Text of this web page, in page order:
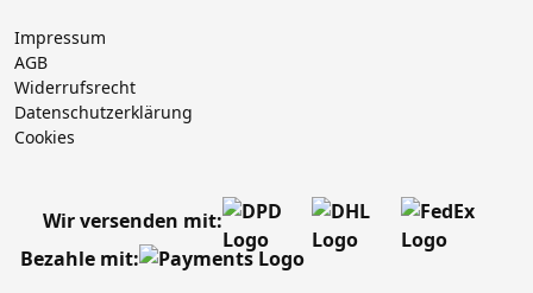
Impressum
AGB
Widerrufsrecht
Datenschutzerklärung
Cookies
Wir versenden mit:
Bezahle mit: